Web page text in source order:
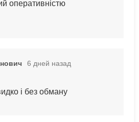
оперативністю
6 дней назад
і без обману